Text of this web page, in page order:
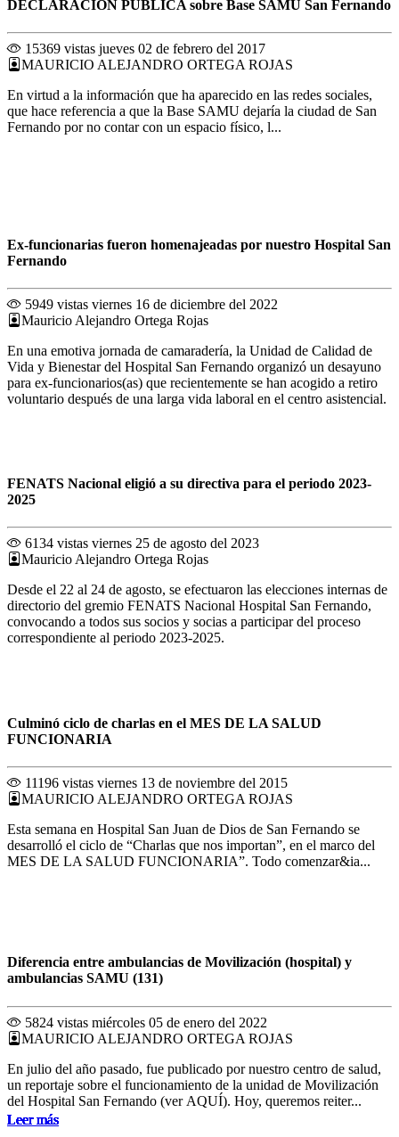
Leer más
Leer más
Leer más
Leer más
DECLARACIÓN PÚBLICA sobre Base SAMU San Fernando
15369 vistas jueves 02 de febrero del 2017
MAURICIO ALEJANDRO ORTEGA ROJAS
En virtud a la información que ha aparecido en las redes sociales,
que hace referencia a que la Base SAMU dejaría la ciudad de San
Fernando por no contar con un espacio físico, l...
Leer más
Ex-funcionarias fueron homenajeadas por nuestro Hospital San
Fernando
5949 vistas viernes 16 de diciembre del 2022
Mauricio Alejandro Ortega Rojas
En una emotiva jornada de camaradería, la Unidad de Calidad de
Vida y Bienestar del Hospital San Fernando organizó un desayuno
para ex-funcionarios(as) que recientemente se han acogido a retiro
voluntario después de una larga vida laboral en el centro asistencial.
Leer más
FENATS Nacional eligió a su directiva para el periodo 2023-
2025
6134 vistas viernes 25 de agosto del 2023
Mauricio Alejandro Ortega Rojas
Desde el 22 al 24 de agosto, se efectuaron las elecciones internas de
directorio del gremio FENATS Nacional Hospital San Fernando,
convocando a todos sus socios y socias a participar del proceso
correspondiente al periodo 2023-2025.
Leer más
Culminó ciclo de charlas en el MES DE LA SALUD
FUNCIONARIA
11196 vistas viernes 13 de noviembre del 2015
MAURICIO ALEJANDRO ORTEGA ROJAS
Esta semana en Hospital San Juan de Dios de San Fernando se
desarrolló el ciclo de “Charlas que nos importan”, en el marco del
MES DE LA SALUD FUNCIONARIA”. Todo comenzar&ia...
Leer más
Diferencia entre ambulancias de Movilización (hospital) y
ambulancias SAMU (131)
5824 vistas miércoles 05 de enero del 2022
MAURICIO ALEJANDRO ORTEGA ROJAS
En julio del año pasado, fue publicado por nuestro centro de salud,
un reportaje sobre el funcionamiento de la unidad de Movilización
del Hospital San Fernando (ver AQUÍ). Hoy, queremos reiter...
Leer más
Leer más
Leer más
Leer más